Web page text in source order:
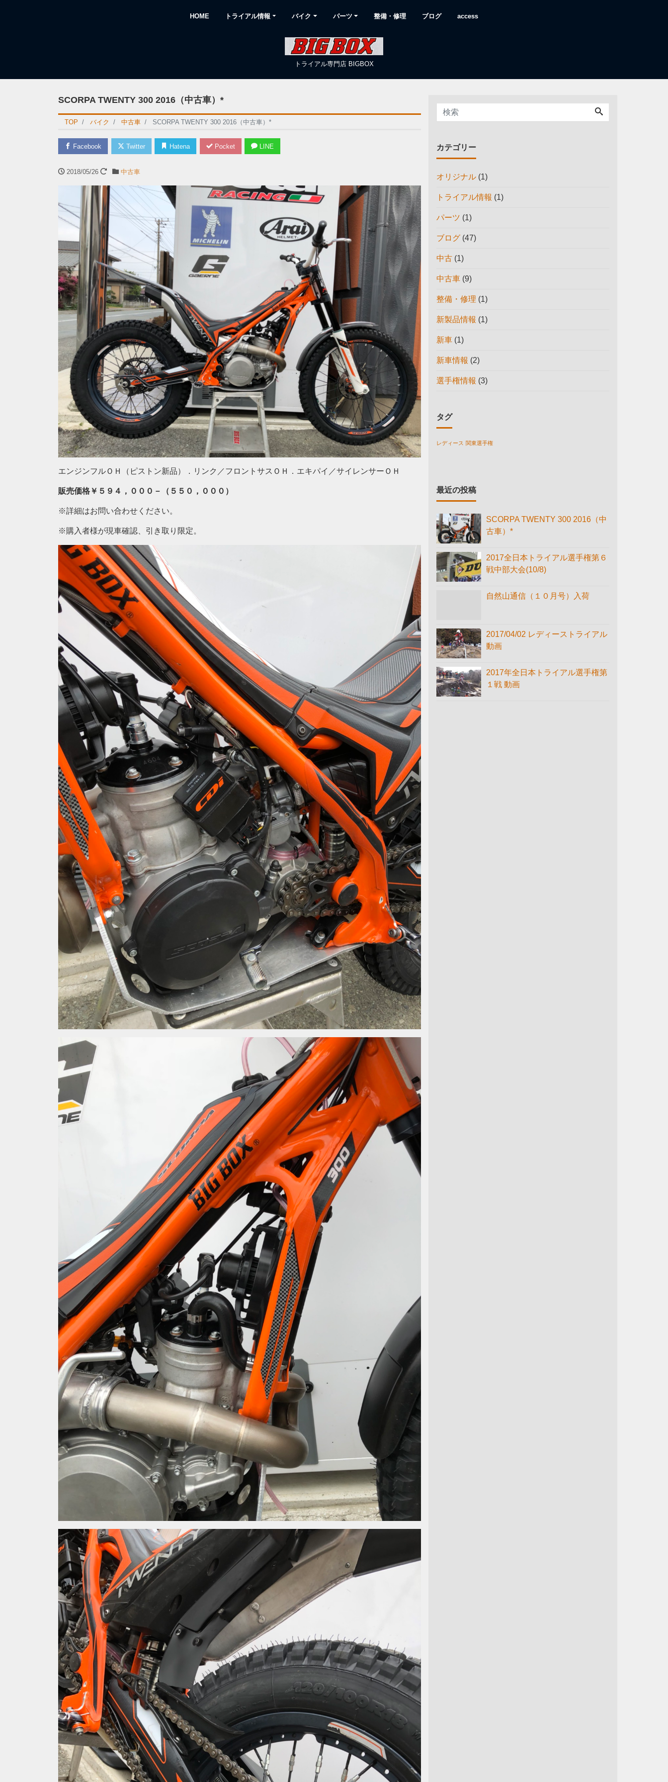
HOME トライアル情報 バイク パーツ 整備・修理 ブログ access
トライアル専門店 BIGBOX
SCORPA TWENTY 300 2016（中古車）*
TOP バイク 中古車 SCORPA TWENTY 300 2016（中古車）*
Facebook Twitter Hatena Pocket LINE
2018/05/26 中古車
エンジンフルＯＨ（ピストン新品）．リンク／フロントサスＯＨ．エキパイ／サイレンサーＯＨ
販売価格￥５９４，０００－（５５０，０００）
※詳細はお問い合わせください。
※購入者様が現車確認、引き取り限定。
カテゴリー
オリジナル (1)
トライアル情報 (1)
パーツ (1)
ブログ (47)
中古 (1)
中古車 (9)
整備・修理 (1)
新製品情報 (1)
新車 (1)
新車情報 (2)
選手権情報 (3)
タグ
レディース 関東選手権
最近の投稿
SCORPA TWENTY 300 2016（中
古車）*
2017全日本トライアル選手権第６
戦中部大会(10/8)
自然山通信（１０月号）入荷
2017/04/02 レディーストライアル
動画
2017年全日本トライアル選手権第
１戦 動画